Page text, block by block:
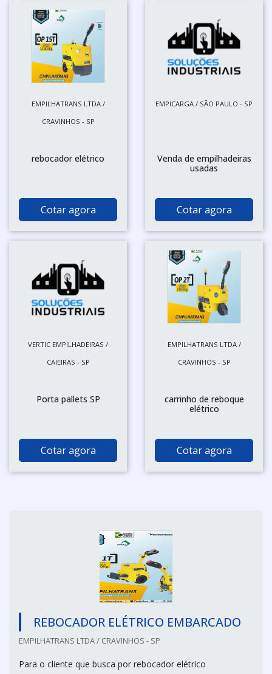
EMPILHATRANS LTDA /
CRAVINHOS - SP
rebocador elétrico
Cotar agora
EMPICARGA / SÃO PAULO - SP
Venda de empilhadeiras
usadas
Cotar agora
VERTIC EMPILHADEIRAS /
CAIEIRAS - SP
Porta pallets SP
Cotar agora
EMPILHATRANS LTDA /
CRAVINHOS - SP
carrinho de reboque
elétrico
Cotar agora
REBOCADOR ELÉTRICO EMBARCADO
EMPILHATRANS LTDA / CRAVINHOS - SP
Para o cliente que busca por rebocador elétrico